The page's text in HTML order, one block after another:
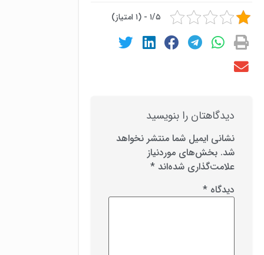
۱/۵ - (۱ امتیاز)
دیدگاهتان را بنویسید
نشانی ایمیل شما منتشر نخواهد
شد. بخش‌های موردنیاز
علامت‌گذاری شده‌اند *
دیدگاه *